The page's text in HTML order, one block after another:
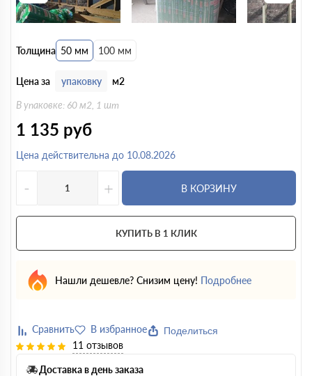
Толщина 50 мм 100 мм
Цена за упаковку
м2
В упаковке: 60 м2, 1 шт
1 135 руб
Цена действительна до 10.08.2026
- + В КОРЗИНУ
КУПИТЬ В 1 КЛИК
Нашли дешевле? Снизим цену! Подробнее
Поделиться
11 отзывов
Доставка в день заказа